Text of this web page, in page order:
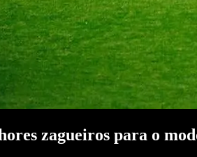
zagueiros para o